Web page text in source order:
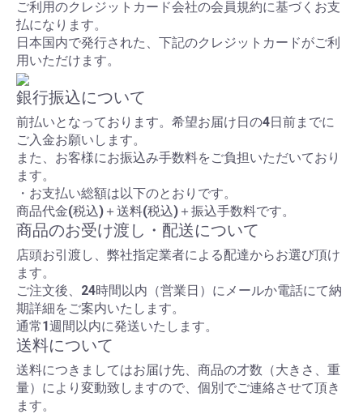
ご利用のクレジットカード会社の会員規約に基づくお支
払になります。
日本国内で発行された、下記のクレジットカードがご利
用いただけます。
銀行振込について
前払いとなっております。希望お届け日の4日前までに
ご入金お願いします。
また、お客様にお振込み手数料をご負担いただいており
ます。
・お支払い総額は以下のとおりです。
商品代金(税込)＋送料(税込)＋振込手数料です。
商品のお受け渡し・配送について
店頭お引渡し、弊社指定業者による配達からお選び頂け
ます。
ご注文後、24時間以内（営業日）にメールか電話にて納
期詳細をご案内いたします。
通常1週間以内に発送いたします。
送料について
送料につきましてはお届け先、商品の才数（大きさ、重
量）により変動致しますので、個別でご連絡させて頂き
ます。